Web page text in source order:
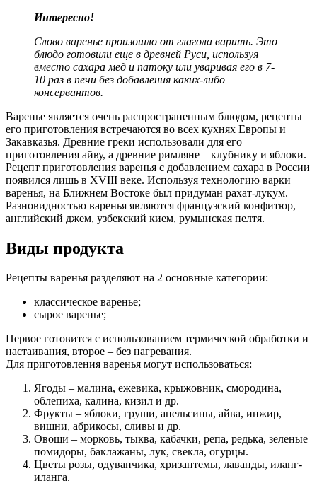
Интересно!
Слово варенье произошло от глагола варить. Это
блюдо готовили еще в древней Руси, используя
вместо сахара мед и патоку или уваривая его в 7-
10 раз в печи без добавления каких-либо
консервантов.
Варенье является очень распространенным блюдом, рецепты
его приготовления встречаются во всех кухнях Европы и
Закавказья. Древние греки использовали для его
приготовления айву, а древние римляне – клубнику и яблоки.
Рецепт приготовления варенья с добавлением сахара в России
появился лишь в XVIII веке. Используя технологию варки
варенья, на Ближнем Востоке был придуман рахат-лукум.
Разновидностью варенья являются французский конфитюр,
английский джем, узбекский кием, румынская пелтя.
Виды продукта
Рецепты варенья разделяют на 2 основные категории:
классическое варенье;
сырое варенье;
Первое готовится с использованием термической обработки и
настаивания, второе – без нагревания.
Для приготовления варенья могут использоваться:
Ягоды – малина, ежевика, крыжовник, смородина,
облепиха, калина, кизил и др.
Фрукты – яблоки, груши, апельсины, айва, инжир,
вишни, абрикосы, сливы и др.
Овощи – морковь, тыква, кабачки, репа, редька, зеленые
помидоры, баклажаны, лук, свекла, огурцы.
Цветы розы, одуванчика, хризантемы, лаванды, иланг-
иланга.